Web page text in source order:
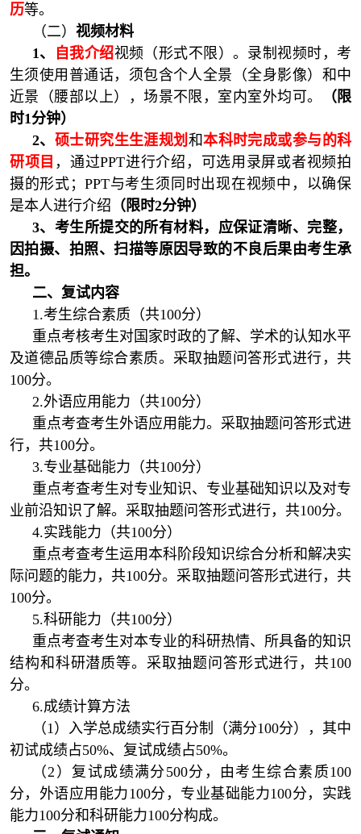
历等。
（二） 视频材料
1、
自我介绍视频（形式不限）。录制视频时，考
生须使用普通话，须包含个人全景（全身影像）和中
近景（腰部以上），场景不限，室内室外均可。
（限
时1分钟）
2、 硕士研究生生涯规划 和本科时完成或参与的科
研项目 ，通过PPT进行介绍，可选用录屏或者视频拍
摄的形式；PPT与考生须同时出现在视频中，以确保
是本人进行介绍 （限时2分钟）
3、 考生所提交的所有材料，应保证清晰、完整，
因拍摄、拍照、扫描等原因导致的不良后果由考生承
担。
二、复试内容
1.考生综合素质（共100分）
重点考核考生对国家时政的了解、学术的认知水平
及道德品质等综合素质。采取抽题问答形式进行，共
100分。
2.外语应用能力（共100分）
重点考查考生外语应用能力。采取抽题问答形式进
行，共100分。
3.专业基础能力（共100分）
重点考查考生对专业知识、专业基础知识以及对专
业前沿知识了解。采取抽题问答形式进行，共100分。
4.实践能力（共100分）
重点考查考生运用本科阶段知识综合分析和解决实
际问题的能力，共100分。采取抽题问答形式进行，共
100分。
5.科研能力（共100分）
重点考查考生对本专业的科研热情、所具备的知识
结构和科研潜质等。采取抽题问答形式进行，共100
分。
6.成绩计算方法
（1）入学总成绩实行百分制（满分100分），其中
初试成绩占50%、复试成绩占50%。
（2）复试成绩满分500分，由考生综合素质100
分，外语应用能力100分，专业基础能力100分，实践
能力100分和科研能力100分构成。